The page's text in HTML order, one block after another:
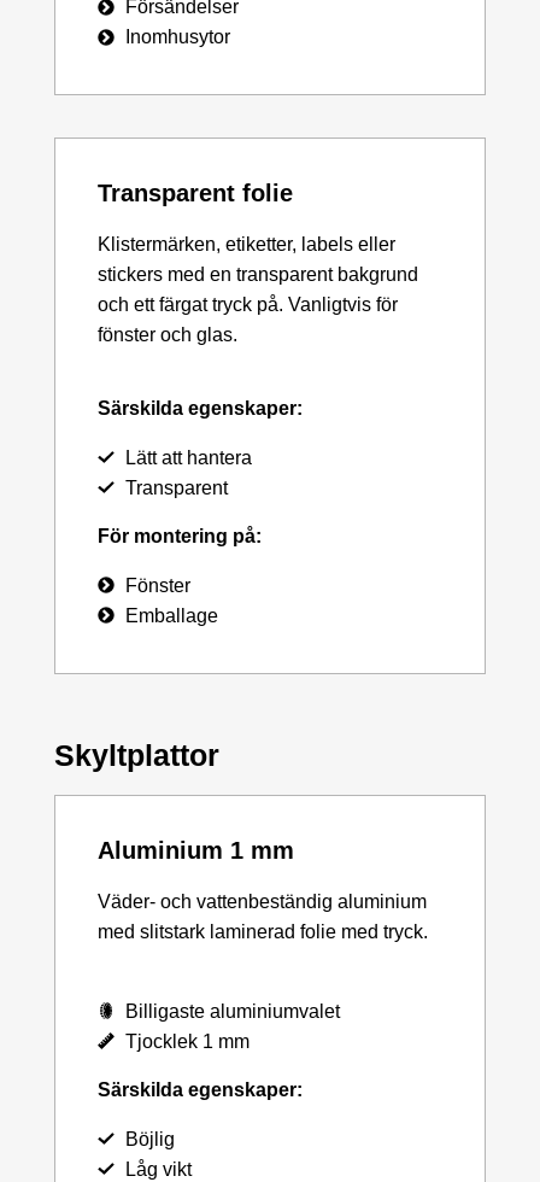
Försändelser
Inomhusytor
Transparent folie
Klistermärken, etiketter, labels eller
stickers med en transparent bakgrund
och ett färgat tryck på. Vanligtvis för
fönster och glas.
Särskilda egenskaper:
Lätt att hantera
Transparent
För montering på:
Fönster
Emballage
Skyltplattor
Aluminium 1 mm
Väder- och vattenbeständig aluminium
med slitstark laminerad folie med tryck.
Billigaste aluminiumvalet
Tjocklek 1 mm
Särskilda egenskaper:
Böjlig
Låg vikt